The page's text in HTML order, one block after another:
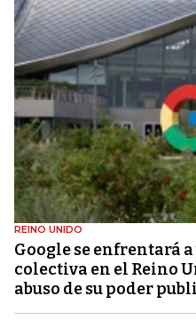
REINO UNIDO
Google se enfrentará
colectiva en el Reino
abuso de su poder